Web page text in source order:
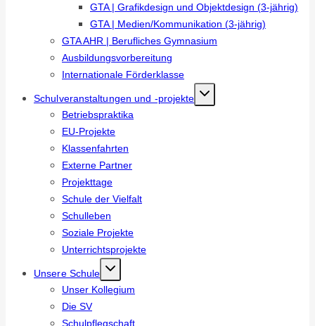
GTA | Grafikdesign und Objektdesign (3-jährig)
GTA | Medien/Kommunikation (3-jährig)
GTA AHR | Berufliches Gymnasium
Ausbildungsvorbereitung
Internationale Förderklasse
Schulveranstaltungen und -projekte
Betriebspraktika
EU-Projekte
Klassenfahrten
Externe Partner
Projekttage
Schule der Vielfalt
Schulleben
Soziale Projekte
Unterrichtsprojekte
Unsere Schule
Unser Kollegium
Die SV
Schulpflegschaft